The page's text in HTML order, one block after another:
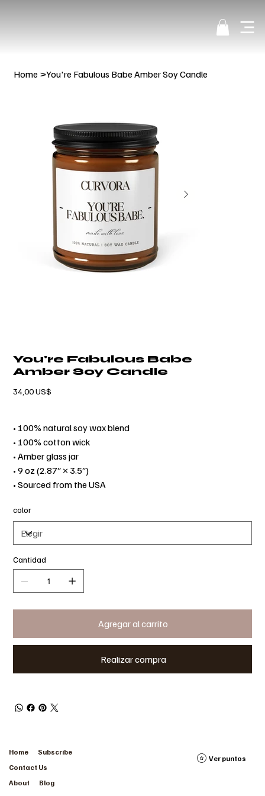
Home >You're Fabulous Babe Amber Soy Candle
You're Fabulous Babe
Amber Soy Candle
34,00 US$
• 100% natural soy wax blend
• 100% cotton wick
• Amber glass jar
• 9 oz (2.87″ × 3.5″)
• Sourced from the USA
color
Cantidad
Agregar al carrito
Realizar compra
Home
Subscribe
Contact Us
About
Blog
Ver puntos